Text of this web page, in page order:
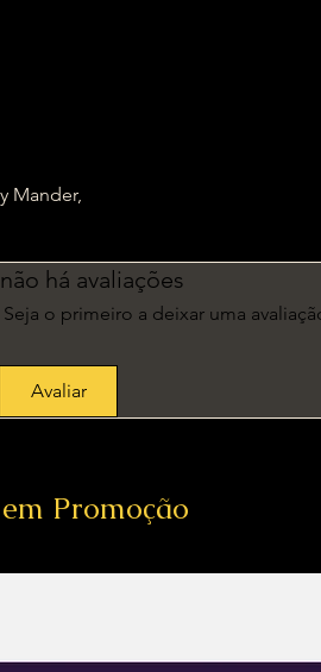
Mander,
há avaliações
o primeiro a deixar uma
Avaliar
Promoção